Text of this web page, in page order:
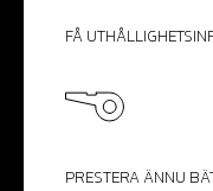
FÅ
PRESTERA ÄNNU